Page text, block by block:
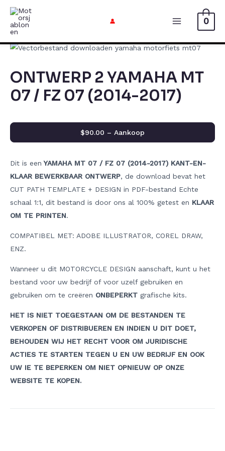
Doorgaan
artikel
0
ONTWERP 2 YAMAHA MT
07 / FZ 07 (2014-2017)
Dit is een YAMAHA MT 07 / FZ 07 (2014-2017) KANT-EN-
KLAAR BEWERKBAAR ONTWERP, de download bevat het
CUT PATH TEMPLATE + DESIGN in PDF-bestand Echte
schaal 1:1, dit bestand is door ons al 100% getest en KLAAR
OM TE PRINTEN.
COMPATIBEL MET: ADOBE ILLUSTRATOR, COREL DRAW,
ENZ.
Wanneer u dit MOTORCYCLE DESIGN aanschaft, kunt u het
bestand voor uw bedrijf of voor uzelf gebruiken en
gebruiken om te creëren ONBEPERKT grafische kits.
HET IS NIET TOEGESTAAN OM DE BESTANDEN TE
VERKOPEN OF DISTRIBUEREN EN INDIEN U DIT DOET,
BEHOUDEN WIJ HET RECHT VOOR OM JURIDISCHE
ACTIES TE STARTEN TEGEN U EN UW BEDRIJF EN OOK
UW IE TE BEPERKEN OM NIET OPNIEUW OP ONZE
WEBSITE TE KOPEN.
$90.00 – Aankoop